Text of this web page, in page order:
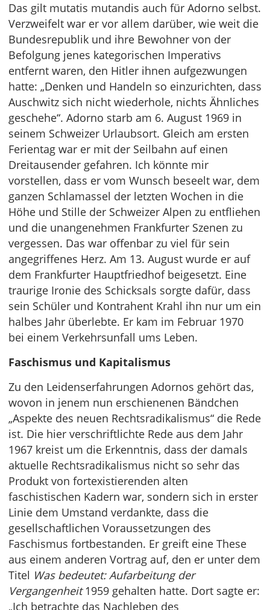
Das gilt mutatis mutandis auch für Adorno selbst.
Verzweifelt war er vor allem darüber, wie weit die
Bundesrepublik und ihre Bewohner von der
Befolgung jenes kategorischen Imperativs
entfernt waren, den Hitler ihnen aufgezwungen
hatte: „Denken und Handeln so einzurichten, dass
Auschwitz sich nicht wiederhole, nichts Ähnliches
geschehe“. Adorno starb am 6. August 1969 in
seinem Schweizer Urlaubsort. Gleich am ersten
Ferientag war er mit der Seilbahn auf einen
Dreitausender gefahren. Ich könnte mir
vorstellen, dass er vom Wunsch beseelt war, dem
ganzen Schlamassel der letzten Wochen in die
Höhe und Stille der Schweizer Alpen zu entfliehen
und die unangenehmen Frankfurter Szenen zu
vergessen. Das war offenbar zu viel für sein
angegriffenes Herz. Am 13. August wurde er auf
dem Frankfurter Hauptfriedhof beigesetzt. Eine
traurige Ironie des Schicksals sorgte dafür, dass
sein Schüler und Kontrahent Krahl ihn nur um ein
halbes Jahr überlebte. Er kam im Februar 1970
bei einem Verkehrsunfall ums Leben.
Faschismus und Kapitalismus
Zu den Leidenserfahrungen Adornos gehört das,
wovon in jenem nun erschienenen Bändchen
„Aspekte des neuen Rechtsradikalismus“ die Rede
ist. Die hier verschriftlichte Rede aus dem Jahr
1967 kreist um die Erkenntnis, dass der damals
aktuelle Rechtsradikalismus nicht so sehr das
Produkt von fortexistierenden alten
faschistischen Kadern war, sondern sich in erster
Linie dem Umstand verdankte, dass die
gesellschaftlichen Voraussetzungen des
Faschismus fortbestanden. Er greift eine These
aus einem anderen Vortrag auf, den er unter dem
Titel Was bedeutet: Aufarbeitung der
Vergangenheit1959 gehalten hatte. Dort sagte er:
„Ich betrachte das Nachleben des